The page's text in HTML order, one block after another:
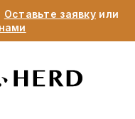
Оставьте заявкуили